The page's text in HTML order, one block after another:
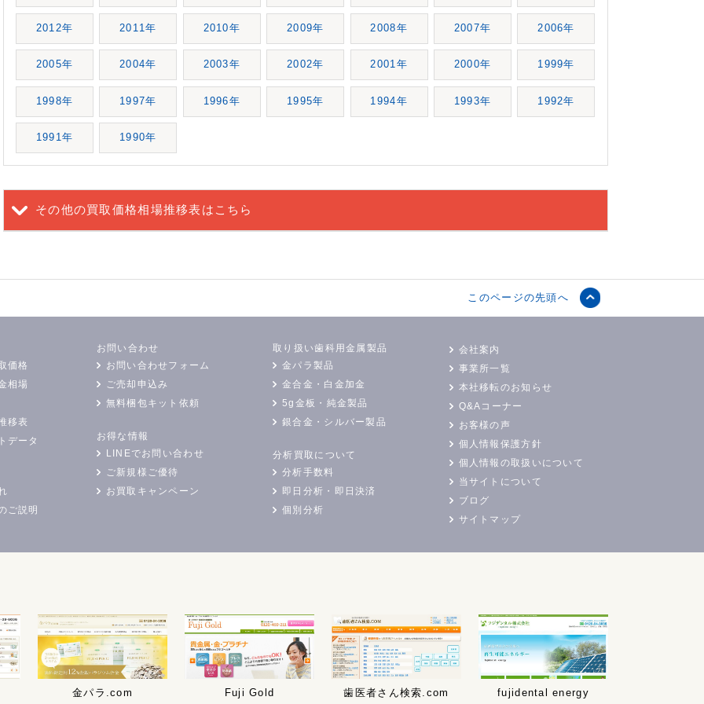
2012年 2011年 2010年 2009年 2008年 2007年 2006年
2005年 2004年 2003年 2002年 2001年 2000年 1999年
1998年 1997年 1996年 1995年 1994年 1993年 1992年
1991年 1990年
その他の買取価格相場推移表はこちら
このページの先頭へ
価格
相場
移表
データ
ご説明
お問い合わせ
お問い合わせフォーム
ご売却申込み
無料梱包キット依頼
お得な情報
LINEでお問い合わせ
ご新規様ご優待
お買取キャンペーン
取り扱い歯科用金属製品
金パラ製品
金合金・白金加金
5g金板・純金製品
銀合金・シルバー製品
分析買取について
分析手数料
即日分析・即日決済
個別分析
会社案内
事業所一覧
本社移転のお知らせ
Q&Aコーナー
お客様の声
個人情報保護方針
個人情報の取扱いについて
当サイトについて
ブログ
サイトマップ
金パラ.com Fuji Gold 歯医者さん検索.com fujidental energy